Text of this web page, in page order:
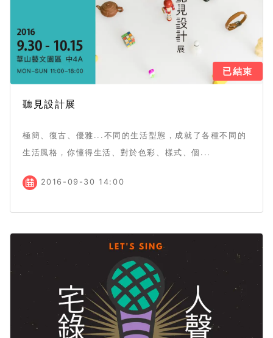
已結束
聽見設計展
極簡、復古、優雅...不同的生活型態，成就了各種不同的
生活風格，你懂得生活、對於色彩、樣式、個...
2016-09-30 14:00